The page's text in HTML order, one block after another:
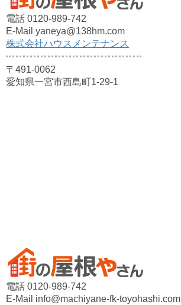
電話 0120-989-742
E-Mail yaneya@138hm.com
株式会社ハウスメンテナンス
〒491-0062
愛知県一宮市西島町1-29-1
電話 0120-989-742
E-Mail info@machiyane-fk-toyohashi.com